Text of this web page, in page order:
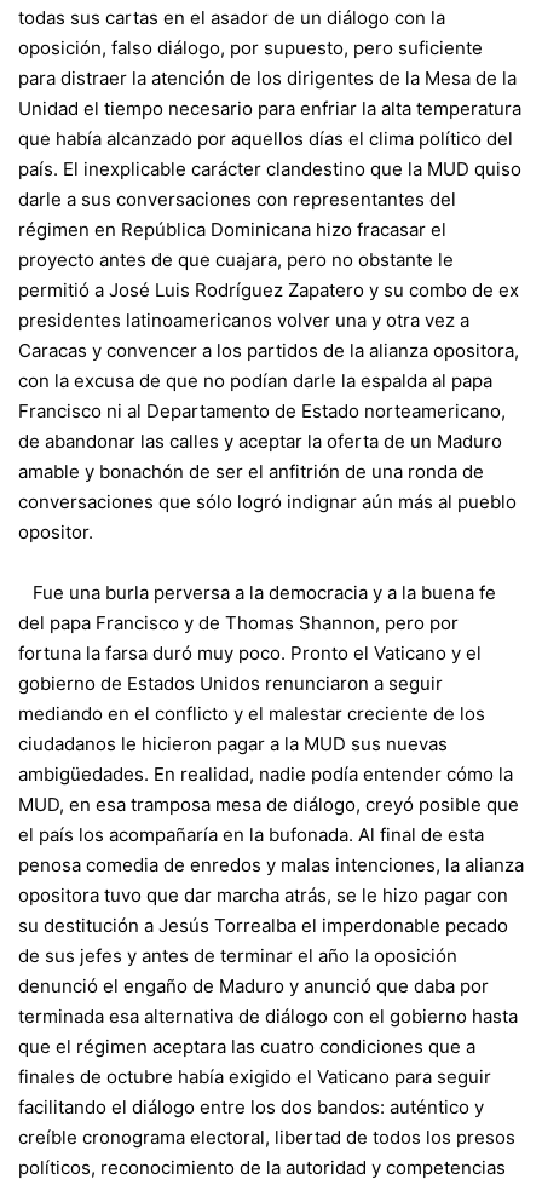
todas sus cartas en el asador de un diálogo con la
oposición, falso diálogo, por supuesto, pero suficiente
para distraer la atención de los dirigentes de la Mesa de la
Unidad el tiempo necesario para enfriar la alta temperatura
que había alcanzado por aquellos días el clima político del
país. El inexplicable carácter clandestino que la MUD quiso
darle a sus conversaciones con representantes del
régimen en República Dominicana hizo fracasar el
proyecto antes de que cuajara, pero no obstante le
permitió a José Luis Rodríguez Zapatero y su combo de ex
presidentes latinoamericanos volver una y otra vez a
Caracas y convencer a los partidos de la alianza opositora,
con la excusa de que no podían darle la espalda al papa
Francisco ni al Departamento de Estado norteamericano,
de abandonar las calles y aceptar la oferta de un Maduro
amable y bonachón de ser el anfitrión de una ronda de
conversaciones que sólo logró indignar aún más al pueblo
opositor.
Fue una burla perversa a la democracia y a la buena fe
del papa Francisco y de Thomas Shannon, pero por
fortuna la farsa duró muy poco. Pronto el Vaticano y el
gobierno de Estados Unidos renunciaron a seguir
mediando en el conflicto y el malestar creciente de los
ciudadanos le hicieron pagar a la MUD sus nuevas
ambigüedades. En realidad, nadie podía entender cómo la
MUD, en esa tramposa mesa de diálogo, creyó posible que
el país los acompañaría en la bufonada. Al final de esta
penosa comedia de enredos y malas intenciones, la alianza
opositora tuvo que dar marcha atrás, se le hizo pagar con
su destitución a Jesús Torrealba el imperdonable pecado
de sus jefes y antes de terminar el año la oposición
denunció el engaño de Maduro y anunció que daba por
terminada esa alternativa de diálogo con el gobierno hasta
que el régimen aceptara las cuatro condiciones que a
finales de octubre había exigido el Vaticano para seguir
facilitando el diálogo entre los dos bandos: auténtico y
creíble cronograma electoral, libertad de todos los presos
políticos, reconocimiento de la autoridad y competencias